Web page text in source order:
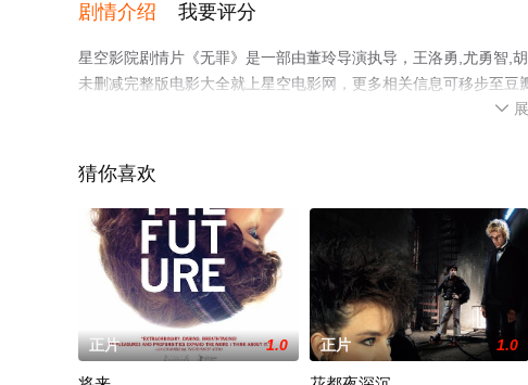
剧情介绍 我要评分
星空影院剧情片《无罪》是一部由董玲导演执导，王洛勇,尤勇智,
未删减完整版电影大全就上星空电影网，更多相关信息可移步至豆

猜你喜欢
正片 1.0 正片 1.0